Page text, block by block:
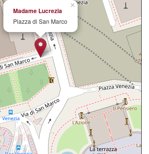
×
Madame Lucrezia
Piazza di San Marco